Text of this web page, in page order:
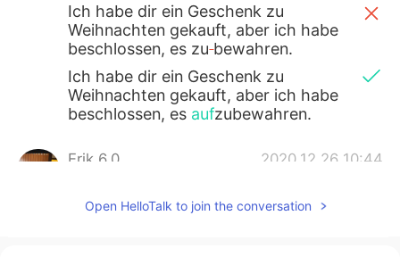
Ich habe dir ein Geschenk zu
Weihnachten gekauft, aber ich habe
beschlossen, es zu bewahren.
Ich habe dir ein Geschenk zu
Weihnachten gekauft, aber ich habe
beschlossen, es aufzubewahren.
Erik 6.0 2020.12.26 10:44
@Samira😁
Open HelloTalk to join the conversation